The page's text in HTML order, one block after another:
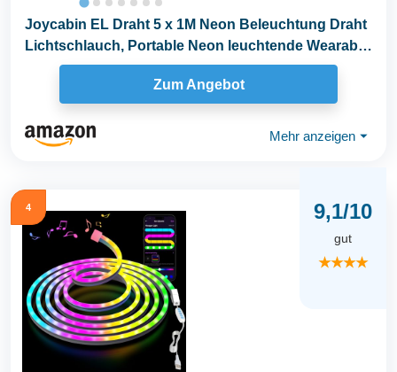
Joycabin EL Draht 5 x 1M Neon Beleuchtung Draht
Lichtschlauch, Portable Neon leuchtende Wearable
LED...
Zum Angebot
Mehr anzeigen ⏷
4 9,1/10
gut
★★★★